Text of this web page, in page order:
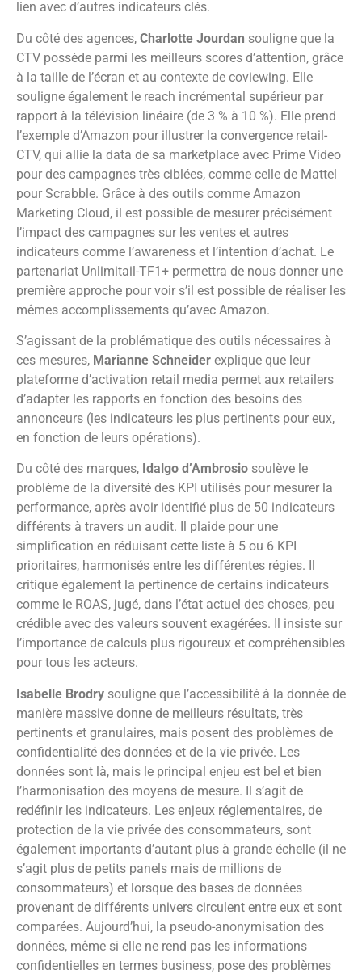
lien avec d’autres indicateurs clés.
Du côté des agences, Charlotte Jourdan souligne que la
CTV possède parmi les meilleurs scores d’attention, grâce
à la taille de l’écran et au contexte de coviewing. Elle
souligne également le reach incrémental supérieur par
rapport à la télévision linéaire (de 3 % à 10 %). Elle prend
l’exemple d’Amazon pour illustrer la convergence retail-
CTV, qui allie la data de sa marketplace avec Prime Video
pour des campagnes très ciblées, comme celle de Mattel
pour Scrabble. Grâce à des outils comme Amazon
Marketing Cloud, il est possible de mesurer précisément
l’impact des campagnes sur les ventes et autres
indicateurs comme l’awareness et l’intention d’achat. Le
partenariat Unlimitail-TF1+ permettra de nous donner une
première approche pour voir s’il est possible de réaliser les
mêmes accomplissements qu’avec Amazon.
S’agissant de la problématique des outils nécessaires à
ces mesures, Marianne Schneider explique que leur
plateforme d’activation retail media permet aux retailers
d’adapter les rapports en fonction des besoins des
annonceurs (les indicateurs les plus pertinents pour eux,
en fonction de leurs opérations).
Du côté des marques, Idalgo d’Ambrosio soulève le
problème de la diversité des KPI utilisés pour mesurer la
performance, après avoir identifié plus de 50 indicateurs
différents à travers un audit. Il plaide pour une
simplification en réduisant cette liste à 5 ou 6 KPI
prioritaires, harmonisés entre les différentes régies. Il
critique également la pertinence de certains indicateurs
comme le ROAS, jugé, dans l’état actuel des choses, peu
crédible avec des valeurs souvent exagérées. Il insiste sur
l’importance de calculs plus rigoureux et compréhensibles
pour tous les acteurs.
Isabelle Brodry souligne que l’accessibilité à la donnée de
manière massive donne de meilleurs résultats, très
pertinents et granulaires, mais posent des problèmes de
confidentialité des données et de la vie privée. Les
données sont là, mais le principal enjeu est bel et bien
l’harmonisation des moyens de mesure. Il s’agit de
redéfinir les indicateurs. Les enjeux réglementaires, de
protection de la vie privée des consommateurs, sont
également importants d’autant plus à grande échelle (il ne
s’agit plus de petits panels mais de millions de
consommateurs) et lorsque des bases de données
provenant de différents univers circulent entre eux et sont
comparées. Aujourd’hui, la pseudo-anonymisation des
données, même si elle ne rend pas les informations
confidentielles en termes business, pose des problèmes